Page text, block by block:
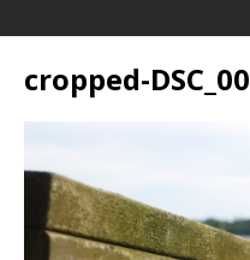
cropped-